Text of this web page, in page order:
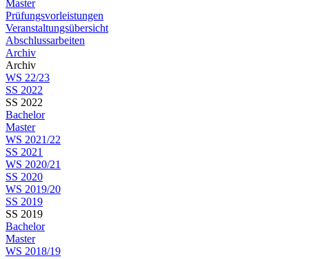
Master
Prüfungsvorleistungen
Veranstaltungsübersicht
Abschlussarbeiten
Archiv
Archiv
WS 22/23
SS 2022
SS 2022
Bachelor
Master
WS 2021/22
SS 2021
WS 2020/21
SS 2020
WS 2019/20
SS 2019
SS 2019
Bachelor
Master
WS 2018/19